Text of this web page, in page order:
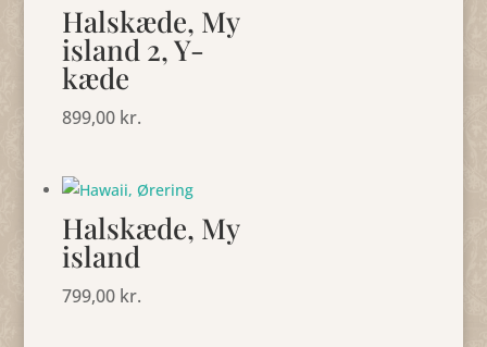
Halskæde, My
island 2, Y-
kæde
899,00 kr.
Halskæde, My
island
799,00 kr.